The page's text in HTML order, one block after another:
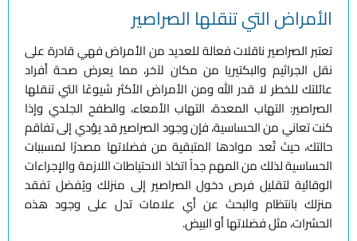
الأمراض التي تنقلها الصراصير
تعتبر الصراصير ناقلات فعالة للعديد من الأمراض فهي قادرة على
نقل الجراثيم والبكتيريا من مكان لآخر، مما يعرض صحة أفراد
عائلتك للخطر لا قدر الله ومن الأمراض الأكثر شيوعًا التي تنقلها
الصراصير: التهاب المعدة، التهاب الأمعاء، والطفح الجلدي وإذا
كنت تعاني من الحساسية، فإن وجود الصراصير قد يؤدي إلى تفاقم
حالتك، حيث تُعد موادها المتبقية من فضلاتها مصدرًا لمسببات
الحساسية لذلك من المهم جداً اتخاذ الاحتياطات اللازمة والإجراءات
الوقائية لتقليل فرص دخول الصراصير إلى منزلك ويُفضل تفقد
منزلك بانتظام والبحث عن أي علامات تدل على وجود هذه
الحشرات، مثل فضلاتها أو البيض.